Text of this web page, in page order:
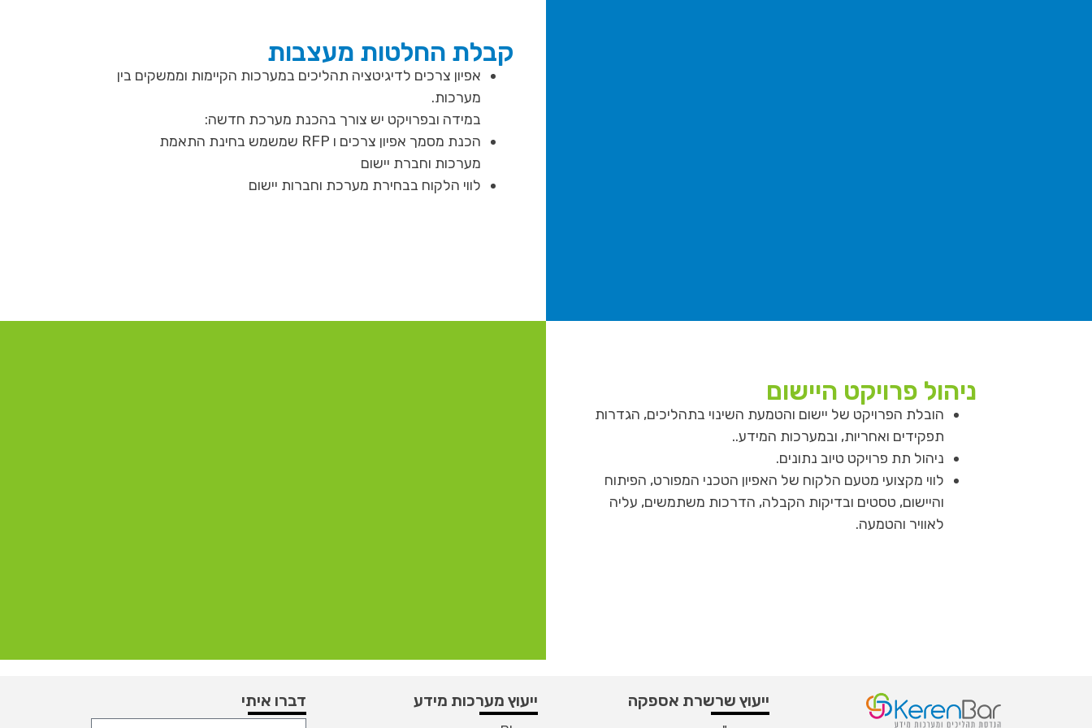
קבלת החלטות מעצבות
אפיון צרכים לדיגיטציה תהליכים במערכות הקיימות וממשקים בין
מערכות.
במידה ובפרויקט יש צורך בהכנת מערכת חדשה:
הכנת מסמך אפיון צרכים ו RFP שמשמש בחינת התאמת
מערכות וחברת יישום
לווי הלקוח בבחירת מערכת וחברות יישום
ניהול פרויקט היישום
הובלת הפרויקט של יישום והטמעת השינוי בתהליכים, הגדרות
תפקידים ואחריות, ובמערכות המידע..
ניהול תת פרויקט טיוב נתונים.
לווי מקצועי מטעם הלקוח של האפיון הטכני המפורט, הפיתוח
והיישום, טסטים ובדיקות הקבלה, הדרכות משתמשים, עליה
לאוויר והטמעה.
ייעוץ שרשרת אספקה ייעוץ מערכות מידע דברו איתי